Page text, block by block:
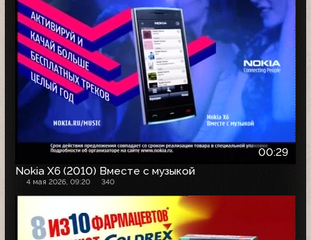
00:29
Nokia X6 (2010) Вместе с музыкой
4 мая 2026, 09:20 340